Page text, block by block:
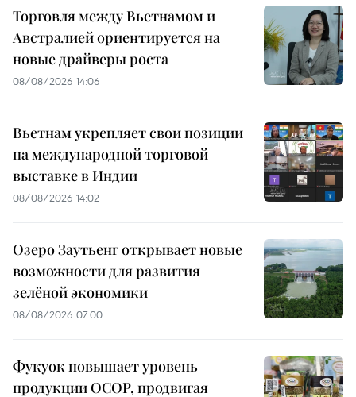
Торговля между Вьетнамом и
Австралией ориентируется на
новые драйверы роста
08/08/2026 14:06
Вьетнам укрепляет свои позиции
на международной торговой
выставке в Индии
08/08/2026 14:02
Озеро Заутьенг открывает новые
возможности для развития
зелёной экономики
08/08/2026 07:00
Фукуок повышает уровень
продукции OCOP, продвигая